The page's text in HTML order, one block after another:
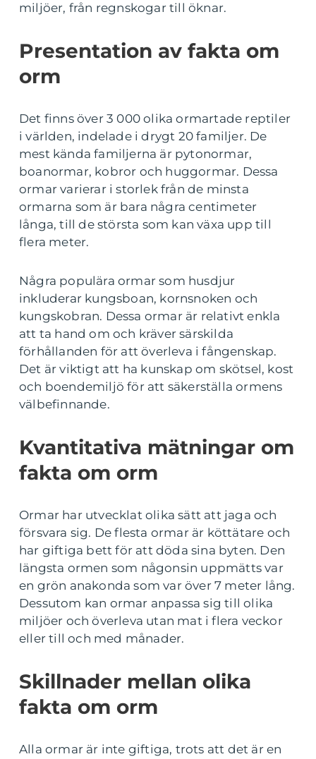
miljöer, från regnskogar till öknar.
Presentation av fakta om
orm
Det finns över 3 000 olika ormartade reptiler
i världen, indelade i drygt 20 familjer. De
mest kända familjerna är pytonormar,
boanormar, kobror och huggormar. Dessa
ormar varierar i storlek från de minsta
ormarna som är bara några centimeter
långa, till de största som kan växa upp till
flera meter.
Några populära ormar som husdjur
inkluderar kungsboan, kornsnoken och
kungskobran. Dessa ormar är relativt enkla
att ta hand om och kräver särskilda
förhållanden för att överleva i fångenskap.
Det är viktigt att ha kunskap om skötsel, kost
och boendemiljö för att säkerställa ormens
välbefinnande.
Kvantitativa mätningar om
fakta om orm
Ormar har utvecklat olika sätt att jaga och
försvara sig. De flesta ormar är köttätare och
har giftiga bett för att döda sina byten. Den
längsta ormen som någonsin uppmätts var
en grön anakonda som var över 7 meter lång.
Dessutom kan ormar anpassa sig till olika
miljöer och överleva utan mat i flera veckor
eller till och med månader.
Skillnader mellan olika
fakta om orm
Alla ormar är inte giftiga, trots att det är en